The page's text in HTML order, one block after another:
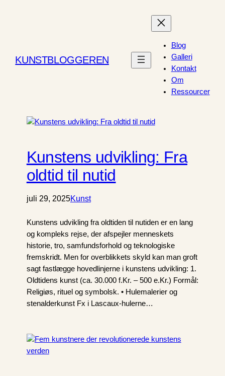
KUNSTBLOGGEREN
Blog
Galleri
Kontakt
Om
Ressourcer
Kunstens udvikling: Fra
oldtid til nutid
juli 29, 2025Kunst
Kunstens udvikling fra oldtiden til nutiden er en lang
og kompleks rejse, der afspejler menneskets
historie, tro, samfundsforhold og teknologiske
fremskridt. Men for overblikkets skyld kan man groft
sagt fastlægge hovedlinjerne i kunstens udvikling: 1.
Oldtidens kunst (ca. 30.000 f.Kr. – 500 e.Kr.) Formål:
Religiøs, rituel og symbolsk. • Hulemalerier og
stenalderkunst Fx i Lascaux-hulerne…